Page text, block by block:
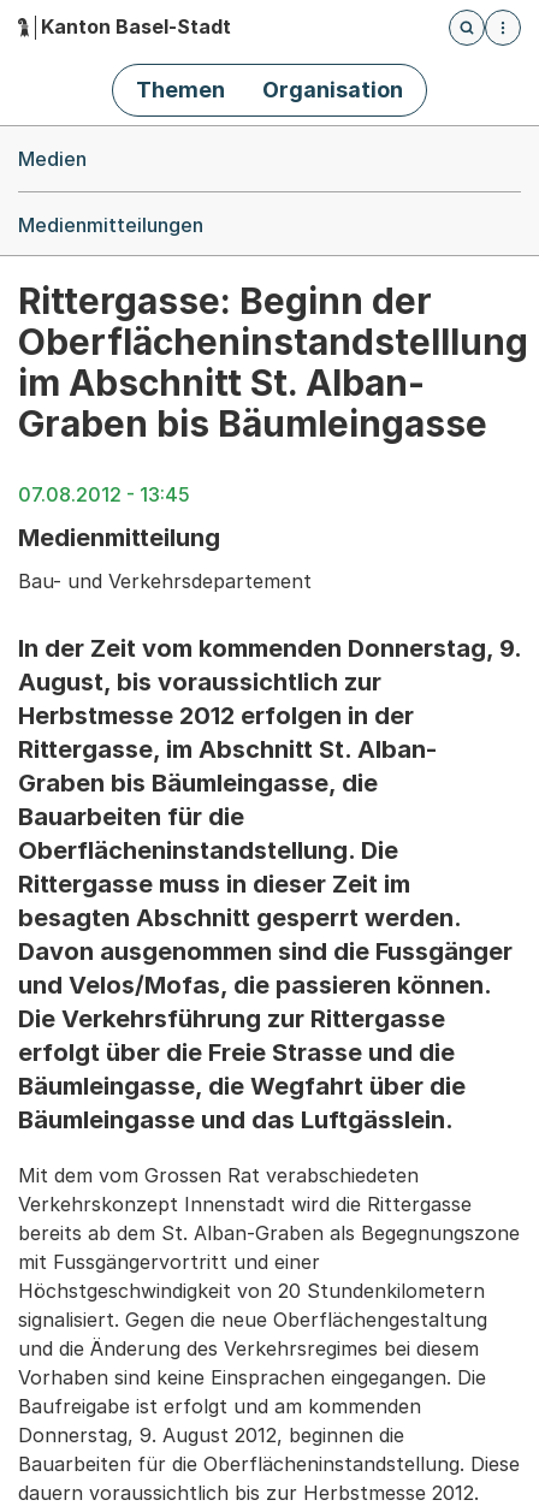
Hauptnavigation
Kanton Basel-Stadt
Öffnet
Themen Organisation
Medien
Medienmitteilungen
Rittergasse: Beginn der
Oberflächeninstandstelllung
im Abschnitt St. Alban-
Graben bis Bäumleingasse
07.08.2012 - 13:45
Medienmitteilung
Bau- und Verkehrsdepartement
In der Zeit vom kommenden Donnerstag, 9.
August, bis voraussichtlich zur
Herbstmesse 2012 erfolgen in der
Rittergasse, im Abschnitt St. Alban-
Graben bis Bäumleingasse, die
Bauarbeiten für die
Oberflächeninstandstellung. Die
Rittergasse muss in dieser Zeit im
besagten Abschnitt gesperrt werden.
Davon ausgenommen sind die Fussgänger
und Velos/Mofas, die passieren können.
Die Verkehrsführung zur Rittergasse
erfolgt über die Freie Strasse und die
Bäumleingasse, die Wegfahrt über die
Bäumleingasse und das Luftgässlein.
Mit dem vom Grossen Rat verabschiedeten
Verkehrskonzept Innenstadt wird die Rittergasse
bereits ab dem St. Alban-Graben als Begegnungszone
mit Fussgängervortritt und einer
Höchstgeschwindigkeit von 20 Stundenkilometern
signalisiert. Gegen die neue Oberflächengestaltung
und die Änderung des Verkehrsregimes bei diesem
Vorhaben sind keine Einsprachen eingegangen. Die
Baufreigabe ist erfolgt und am kommenden
Donnerstag, 9. August 2012, beginnen die
Bauarbeiten für die Oberflächeninstandstellung. Diese
dauern voraussichtlich bis zur Herbstmesse 2012.